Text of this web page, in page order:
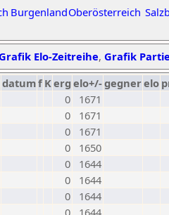
BurgenlandOberösterreich
Elo-Zeitreihe, Grafik
datumf Kerg elo+/-gegnerelo
0
1671
0
1671
0
1671
0
1650
0
1644
0
1644
0
1644
0
1644